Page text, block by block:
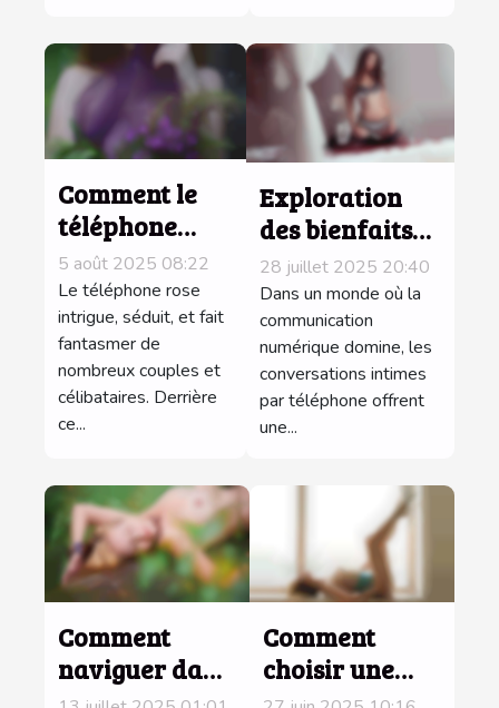
Comment le
téléphone
rose peut
pimenter
votre vie
intime ?
5 août 2025 08:22
Le téléphone rose
intrigue, séduit, et fait
fantasmer de
nombreux couples et
célibataires. Derrière
ce...
Exploration
des bienfaits
psychologiques
des
conversations
intimes par
téléphone
28 juillet 2025 20:40
Dans un monde où la
communication
numérique domine, les
conversations intimes
par téléphone offrent
une...
Comment
naviguer dans
l'anonymat
Comment
choisir une
poupée